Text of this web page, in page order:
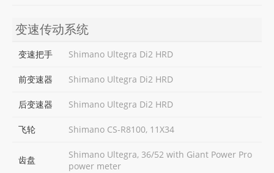
变速传动系统
变速把手 Shimano Ultegra Di2 HRD
前变速器 Shimano Ultegra Di2 HRD
后变速器 Shimano Ultegra Di2 HRD
飞轮 Shimano CS-R8100, 11X34
齿盘
Shimano Ultegra, 36/52 with Giant Power Pro
power meter